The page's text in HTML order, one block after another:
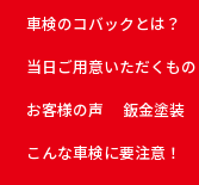
車検のコバックとは？
当日ご用意いただくもの
お客様の声
鈑金塗装
こんな車検に要注意！